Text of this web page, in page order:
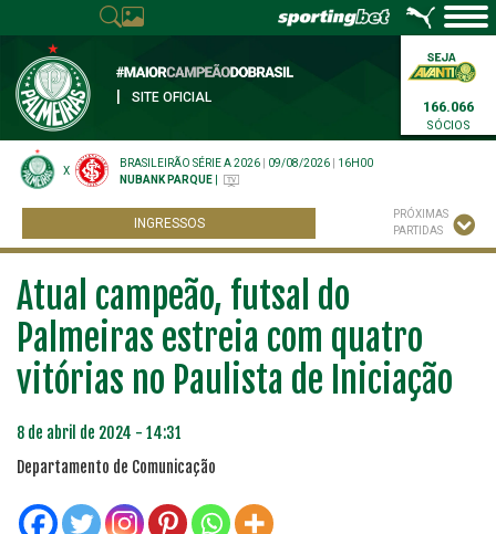
SITE OFICIAL
166.066
SÓCIOS
X
BRASILEIRÃO SÉRIE A 2026 09/08/2026
16H00
NUBANK PARQUE
INGRESSOS
PRÓXIMAS
PARTIDAS
Atual campeão, futsal do
Palmeiras estreia com quatro
vitórias no Paulista de Iniciação
8 de abril de 2024 - 14:31
Departamento de Comunicação